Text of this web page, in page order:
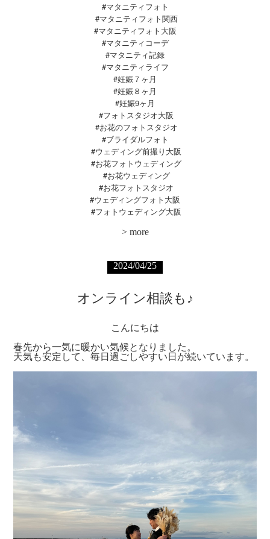
#マタニティフォト
#マタニティフォト関西
#マタニティフォト大阪
#マタニティコーデ
#マタニティ記録
#マタニティライフ
#妊娠７ヶ月
#妊娠８ヶ月
#妊娠9ヶ月
#フォトスタジオ大阪
#お花のフォトスタジオ
#ブライダルフォト
#ウェディング前撮り大阪
#お花フォトウェディング
#お花ウェディング
#お花フォトスタジオ
#ウェディングフォト大阪
#フォトウェディング大阪
>more
2024/04/25
オンライン相談も♪
こんにちは
春先から一気に暖かい気候となりました。
天気も安定して、毎日過ごしやすい日が続いています。